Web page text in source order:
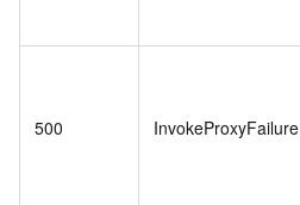
500 InvokeProxyFailure